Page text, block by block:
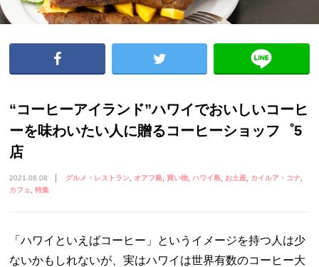
“コーヒーアイランド”ハワイでおいしいコーヒ
ーを味わいたい人に贈るコーヒーショッフ゜5
店
2021.08.08 グルメ・レストラン オアフ島 買い物 ハワイ島 お土産
カイルア・コナ
カフェ 特集
「ハワイといえばコーヒー」というイメージを持つ人は少
ないかもしれないが、実はハワイは世界有数のコーヒー大